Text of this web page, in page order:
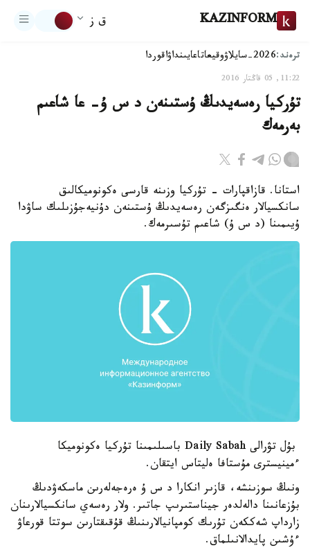
KAZINFORM ق ز
ترەند:2026-سايلاۋ وقيعاتاعايىنداۋاقوردا
11:22, 05 قاڭتار 2016
تۇركيا رەسەيدىڭ ۇستىنەن د س ۇ- عا شاعىم
بەرمەك
استانا. قازاقپارات - تۇركيا وزىنە قارسى ەكونوميكالىق
سانكسيالار ەنگىزگەن رەسەيدىڭ ۇستىنەن دۇنيەجۇزىلىك ساۋدا
ۇيىمىنا (د س ۇ) شاعىم تۇسىرمەك.
بۇل تۋرالى Daily Sabah باسىلىمىنا تۇركيا ەكونوميكا
ءمينيسترى مۇستافا ەليتاس ايتقان.
ونىڭ سوزىنشە، قازىر انكارا د س ۇ ەرەجەلەرىن ماسكەۋدىڭ
بۇزعانىنا دالەلدەر جيناستىرىپ جاتىر. ولار رەسەي سانكسيالارىنان
زارداپ شەككەن تۇرىك كومپانيالارىنىڭ قۇقىقتارىن سوتتا قورعاۋ
ءۇشىن پايدالانىلماق.